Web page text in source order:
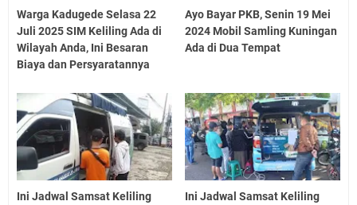
Warga Kadugede Selasa 22
Juli 2025 SIM Keliling Ada di
Wilayah Anda, Ini Besaran
Biaya dan Persyaratannya
Ayo Bayar PKB, Senin 19 Mei
2024 Mobil Samling Kuningan
Ada di Dua Tempat
Ini Jadwal Samsat Keliling
Ini Jadwal Samsat Keliling